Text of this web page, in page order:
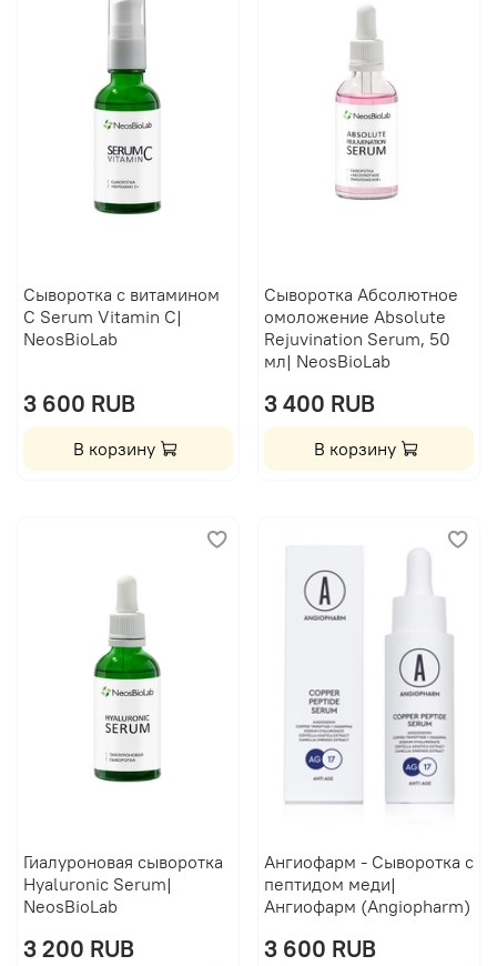
Сыворотка с витамином
С Serum Vitamin C|
NeosBioLab
3 600 RUB
В корзину
Сыворотка Абсолютное
омоложение Absolute
Rejuvination Serum, 50
мл| NeosBioLab
3 400 RUB
В корзину
Гиалуроновая сыворотка
Hyaluronic Serum|
NeosBioLab
3 200 RUB
Ангиофарм - Сыворотка с
пептидом меди|
Ангиофарм (Angiopharm)
3 600 RUB